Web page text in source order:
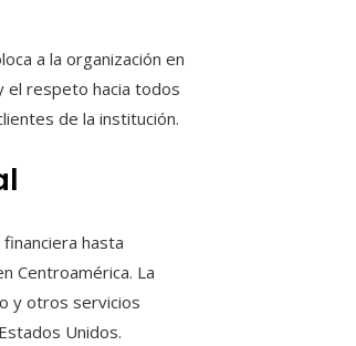
a la organización en
el respeto hacia todos
de la institución.
hasta
Centroamérica. La
y otros servicios
Unidos.